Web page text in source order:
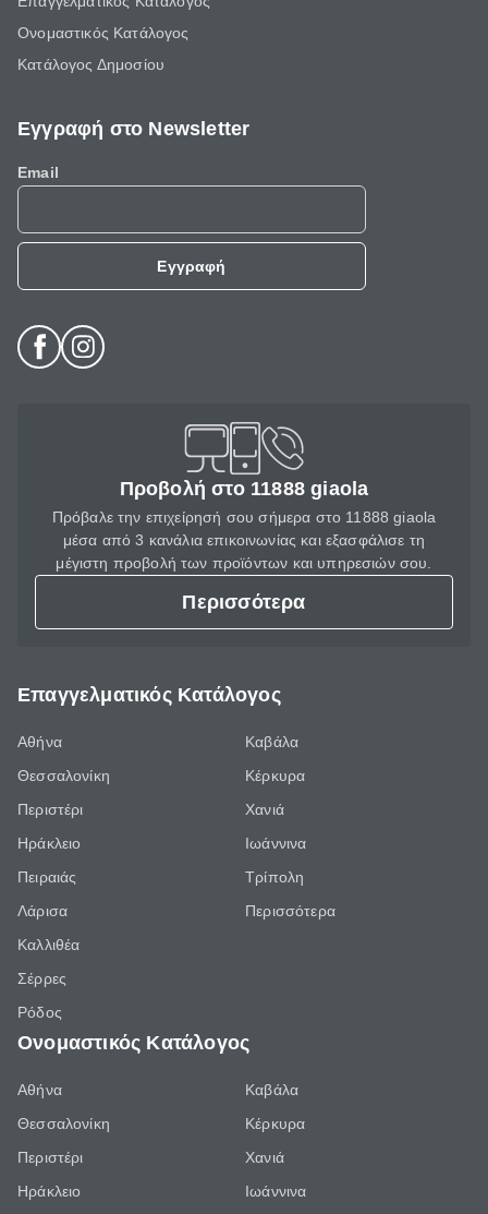
Ονομαστικός Κατάλογος
Κατάλογος Δημοσίου
Εγγραφή στο Newsletter
Email
Εγγραφή
Προβολή στο 11888 giaola
Πρόβαλε την επιχείρησή σου σήμερα στο 11888 giaola
μέσα από 3 κανάλια επικοινωνίας και εξασφάλισε τη
μέγιστη προβολή των προϊόντων και υπηρεσιών σου.
Περισσότερα
Επαγγελματικός Κατάλογος
Αθήνα
Θεσσαλονίκη
Περιστέρι
Ηράκλειο
Πειραιάς
Λάρισα
Καλλιθέα
Σέρρες
Ρόδος
Καβάλα
Κέρκυρα
Χανιά
Ιωάννινα
Τρίπολη
Περισσότερα
Ονομαστικός Κατάλογος
Αθήνα
Θεσσαλονίκη
Περιστέρι
Ηράκλειο
Καβάλα
Κέρκυρα
Χανιά
Ιωάννινα